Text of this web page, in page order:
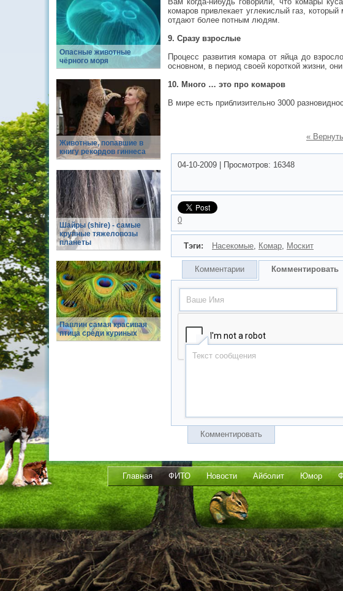
Опасные животные
чёрного моря
Животные, попавшие в
книгу рекордов гиннеса
Шайры (shire) - самые
крупные тяжеловозы
планеты
Павлин самая красивая
птица среди куриных
комаров привлекает углекислый газ,
отдают более потным людям.
9. Сразу взрослые
Процесс развития комара от яйца до
основном, в период своей короткой жизни,
10. Много … это про комаров
В мире есть приблизительно 3000
«
04-10-2009 Просмотров: 16348
0
Тэги: Насекомые, Комар, Москит
Комментарии Комментировать
Комментировать
Главная ФИТО Новости Айболит Юмор